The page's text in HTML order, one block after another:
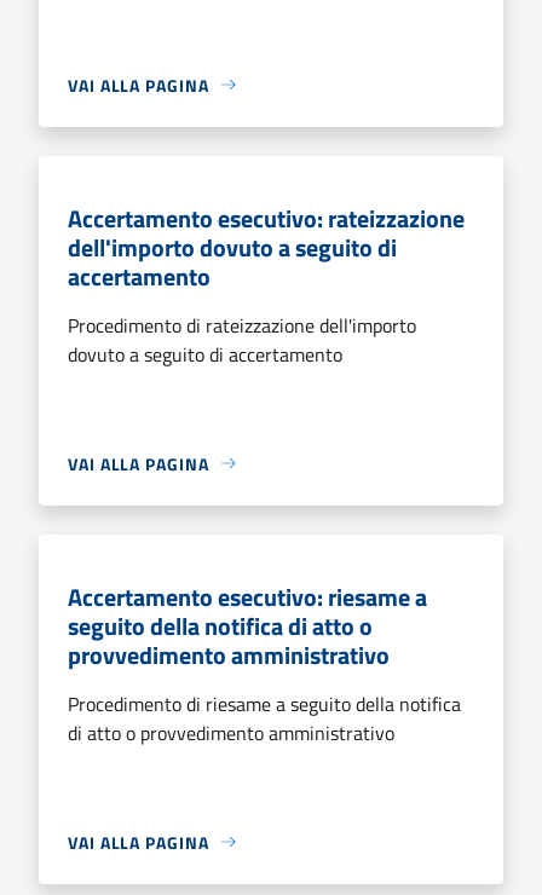
VAI ALLA PAGINA
Accertamento esecutivo: rateizzazione
dell'importo dovuto a seguito di
accertamento
Procedimento di rateizzazione dell'importo
dovuto a seguito di accertamento
VAI ALLA PAGINA
Accertamento esecutivo: riesame a
seguito della notifica di atto o
provvedimento amministrativo
Procedimento di riesame a seguito della notifica
di atto o provvedimento amministrativo
VAI ALLA PAGINA